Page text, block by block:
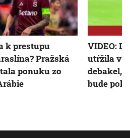
k prestupu
Pražská
ponuku zo
VIDEO:
utŕžila v
debakel,
bude